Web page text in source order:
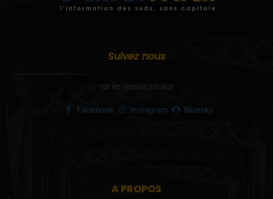
Suivez nous
sur les réseaux sociaux
Facebook Instagram Bluesky
A PROPOS